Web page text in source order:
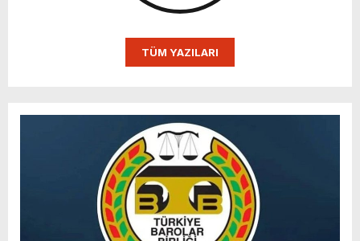
TÜM YAZILARI